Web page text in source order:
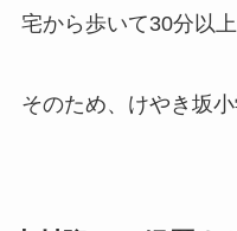
宅から歩いて30分以
そのため、けやき坂